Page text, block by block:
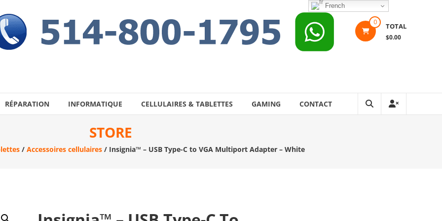
0 TOTAL
$0.00
RÉPARATION INFORMATIQUE CELLULAIRES & TABLETTES GAMING CONTACT
STORE
/ Accessoires cellulaires / Insignia™ – USB Type-C to VGA Multiport Adapter – White
French